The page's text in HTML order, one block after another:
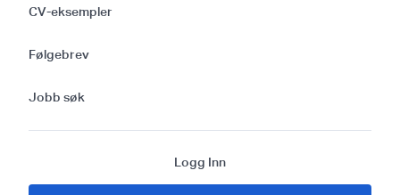
CV-eksempler
Følgebrev
Jobb søk
Logg Inn
Guide til å skrive en
effektiv CV for en
ETL utvikler